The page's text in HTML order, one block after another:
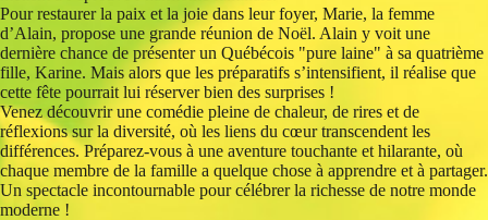
Pour restaurer la paix et la joie dans leur foyer, Marie, la femme
d’Alain, propose une grande réunion de Noël. Alain y voit une
dernière chance de présenter un Québécois "pure laine" à sa quatrième
fille, Karine. Mais alors que les préparatifs s’intensifient, il réalise que
cette fête pourrait lui réserver bien des surprises !
Venez découvrir une comédie pleine de chaleur, de rires et de
réflexions sur la diversité, où les liens du cœur transcendent les
différences. Préparez-vous à une aventure touchante et hilarante, où
chaque membre de la famille a quelque chose à apprendre et à partager.
Un spectacle incontournable pour célébrer la richesse de notre monde
moderne !